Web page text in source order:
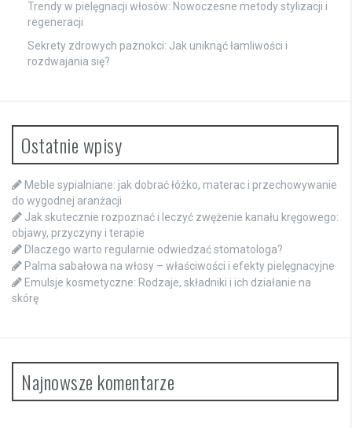
Trendy w pielęgnacji włosów: Nowoczesne metody stylizacji i
regeneracji
Sekrety zdrowych paznokci: Jak uniknąć łamliwości i
rozdwajania się?
Ostatnie wpisy
Meble sypialniane: jak dobrać łóżko, materac i przechowywanie
do wygodnej aranżacji
Jak skutecznie rozpoznać i leczyć zwężenie kanału kręgowego:
objawy, przyczyny i terapie
Dlaczego warto regularnie odwiedzać stomatologa?
Palma sabałowa na włosy – właściwości i efekty pielęgnacyjne
Emulsje kosmetyczne: Rodzaje, składniki i ich działanie na
skórę
Najnowsze komentarze